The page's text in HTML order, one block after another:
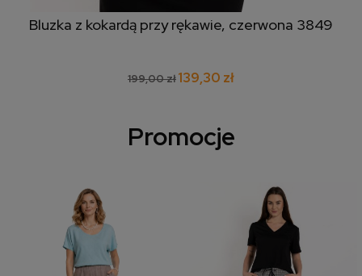
Bluzka z kokardą przy rękawie, czerwona 3849
199,00 zł139,30 zł
Promocje